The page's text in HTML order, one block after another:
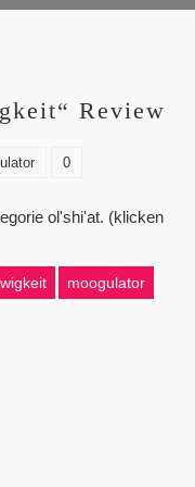
Review
0
ol'shi'at. (klicken
moogulator